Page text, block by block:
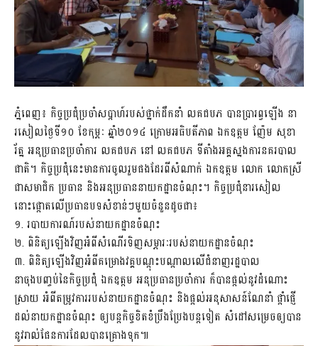
ភ្នំពេញ៖ កិច្ចប្រជុំប្រចាំសប្តាហ៍របស់ថ្នាក់ដឹកនាំ លគជបភ បានប្រារព្វឡើង នា
រសៀលថ្ងៃទី១០ ខែកុម្ភៈ ឆ្នាំ២០១៤ ក្រោមអធិបតីភាព ឯកឧត្តម ញ៉ែម សុខា
រ័ត្ន អនុប្រធានប្រចាំការ លគជបភ នៅ លគជបភ ទីតាំងអគ្គស្នងការនគរបាល
ជាតិ។ កិច្ចប្រជុំនេះមានការចូលរួមផងដែរពីសំណាក់ ឯកឧត្តម លោក លោកស្រី
ជាសមាជិក ប្រធាន និងអនុប្រធាននាយកដ្ឋានចំណុះ។ កិច្ចប្រជុំនារសៀល
នោះផ្តោតលើប្រធានបទសំខាន់ៗមួយចំនួនដូចជា៖
១. របាយការណ៍របស់នាយកដ្ឋានចំណុះ
២. ពិនិត្យឡើងវិញអំពីសំណើរទិញសម្ភារៈរបស់នាយកដ្ឋានចំណុះ
៣. ពិនិត្យឡើងវិញអំពីគម្រោងវគ្គបណ្តុះបណ្តាលលើជំនាញរដ្ឋបាល
នាចុងបញ្ចប់នៃកិច្ចប្រជុំ ឯកឧត្តម អនុប្រធានប្រចាំការ ក៏បានផ្តល់នូវដំណោះ
ស្រាយ អំពីតម្រូវការរបស់នាយកដ្ឋានចំណុះ និងផ្តល់អនុសាសន៍ណែនាំ ផ្តាំផ្ញើ
ដល់នាយកដ្ឋានចំណុះ ឲ្យបន្តកិច្ចខិតខំប្រឹងប្រែងបន្តទៀត សំដៅសម្រេចឲ្យបាន
នូវរាល់ផែនការដែលបានគ្រោងទុក៕